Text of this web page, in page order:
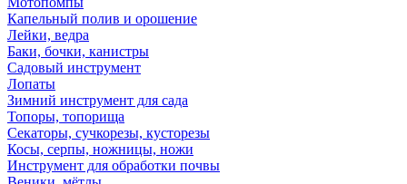
Капельный полив и орошение
Лейки, ведра
Баки, бочки, канистры
Садовый инструмент
Лопаты
Зимний инструмент для сада
Топоры, топорища
Секаторы, сучкорезы, кусторезы
Косы, серпы, ножницы, ножи
Инструмент для обработки почвы